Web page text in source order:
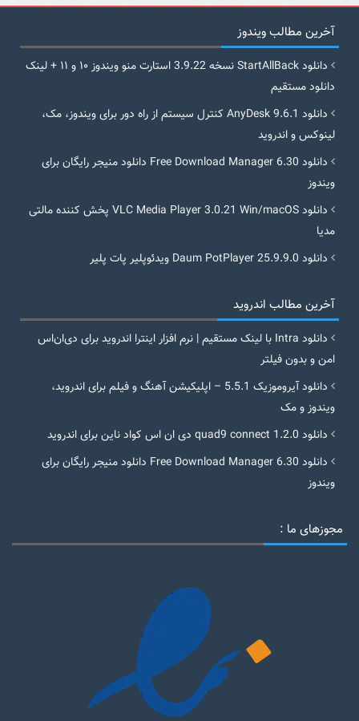
آخرین مطالب ویندوز
دانلود StartAllBack نسخه 3.9.22 استارت منو ویندوز ۱۰ و ۱۱ + لینک
دانلود مستقیم
دانلود AnyDesk 9.6.1 کنترل سیستم از راه دور برای ویندوز، مک،
لینوکس و اندروید
دانلود Free Download Manager 6.30 دانلود منیجر رایگان برای
ویندوز
دانلود VLC Media Player 3.0.21 Win/macOS پخش کننده مالتی
مدیا
دانلود Daum PotPlayer 25.9.9.0 ویدئوپلیر پات پلیر
آخرین مطالب اندروید
دانلود Intra با لینک مستقیم | نرم افزار اینترا اندروید برای دی‌ان‌اس
امن و بدون فیلتر
دانلود آیروموزیک 5.5.1 – اپلیکیشن آهنگ و فیلم برای اندروید،
ویندوز و مک
دانلود quad9 connect 1.2.0 دی ان اس کواد ناین برای اندروید
دانلود Free Download Manager 6.30 دانلود منیجر رایگان برای
ویندوز
مجوزهای ما :